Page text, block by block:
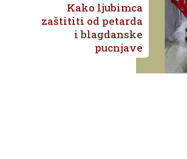
Kako ljubimca
zaštititi od petarda
i blagdanske
pucnjave